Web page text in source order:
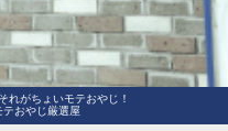
れがちょいモテおやじ！
おやじ厳選屋